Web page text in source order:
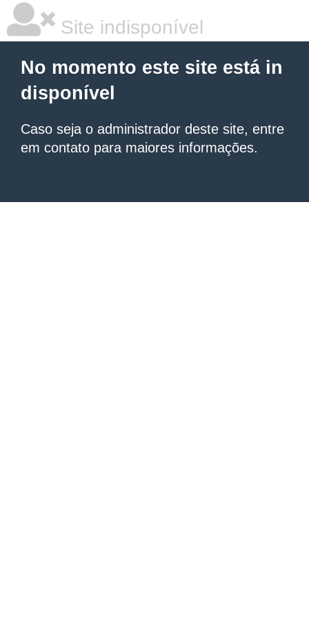
Site indisponível
No momento este site está in
disponível
Caso seja o administrador deste site, entre
em contato para maiores informações.